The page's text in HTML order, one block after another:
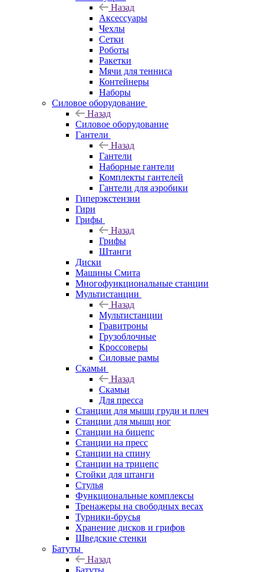
Назад
Аксессуары
Чехлы
Сетки
Роботы
Ракетки
Мячи для тенниса
Контейнеры
Наборы
Силовое оборудование
Назад
Силовое оборудование
Гантели
Назад
Гантели
Наборные гантели
Комплекты гантелей
Гантели для аэробики
Гиперэкстензии
Гири
Грифы
Назад
Грифы
Штанги
Диски
Машины Смита
Многофункциональные станции
Мультистанции
Назад
Мультистанции
Гравитроны
Грузоблочные
Кроссоверы
Силовые рамы
Скамьи
Назад
Скамьи
Для пресса
Станции для мышц груди и плеч
Станции для мышц ног
Станции на бицепс
Станции на пресс
Станции на спину
Станции на трицепс
Стойки для штанги
Стулья
Функциональные комплексы
Тренажеры на свободных весах
Турники-брусья
Хранение дисков и грифов
Шведские стенки
Батуты
Назад
Батуты